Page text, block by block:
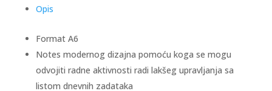
Opis
Format A6
Notes modernog dizajna pomoću koga se mogu
odvojiti radne aktivnosti radi lakšeg upravljanja sa
listom dnevnih zadataka